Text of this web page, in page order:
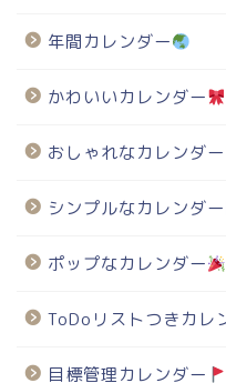
年間カレンダー
かわいいカレンダー
おしゃれなカレンダー
シンプルなカレンダー
ポップなカレンダー
ToDoリストつきカレ
目標管理カレンダー